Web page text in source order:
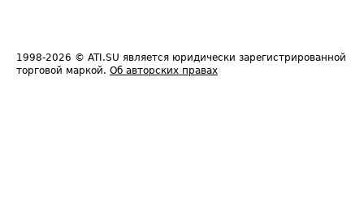
1998-2026 © ATI.SU является юридически зарегистрированной
торговой маркой. Об авторских правах